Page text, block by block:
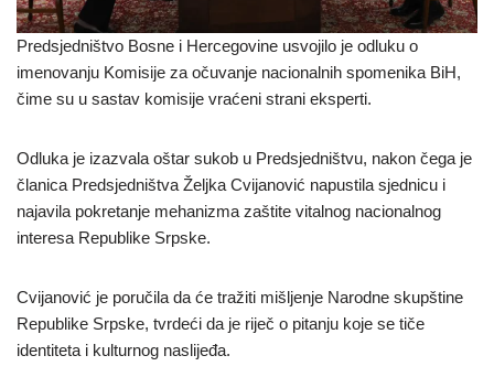
Predsjedništvo Bosne i Hercegovine usvojilo je odluku o
imenovanju Komisije za očuvanje nacionalnih spomenika BiH,
čime su u sastav komisije vraćeni strani eksperti.
Odluka je izazvala oštar sukob u Predsjedništvu, nakon čega je
članica Predsjedništva Željka Cvijanović napustila sjednicu i
najavila pokretanje mehanizma zaštite vitalnog nacionalnog
interesa Republike Srpske.
Cvijanović je poručila da će tražiti mišljenje Narodne skupštine
Republike Srpske, tvrdeći da je riječ o pitanju koje se tiče
identiteta i kulturnog naslijeđa.